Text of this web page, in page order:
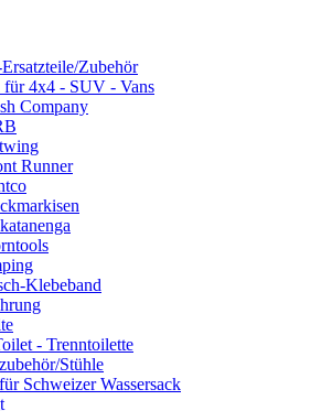
Zubehör
für 4x4 - SUV - Vans
Company
Runner
Klebeband
- Trenntoilette
Stühle
Schweizer Wassersack